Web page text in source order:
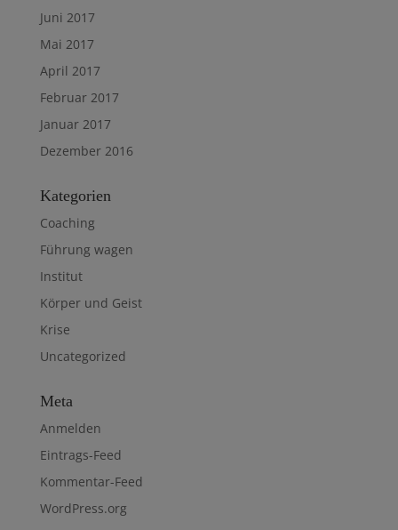
Juni 2017
Mai 2017
April 2017
Februar 2017
Januar 2017
Dezember 2016
Kategorien
Coaching
Führung wagen
Institut
Körper und Geist
Krise
Uncategorized
Meta
Anmelden
Eintrags-Feed
Kommentar-Feed
WordPress.org